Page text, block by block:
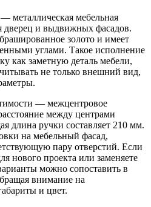
мебельная
дверец и выдвижных фасадов.
золото и имеет
углами. Такое исполнение
как заметную деталь мебели,
не только внешний вид,
— межцентровое
между центрами
длина ручки составляет 210 мм.
на мебельный фасад,
пару отверстий. Если
нового проекта или заменяете
можно сопоставить в
внимание на
и цвет.